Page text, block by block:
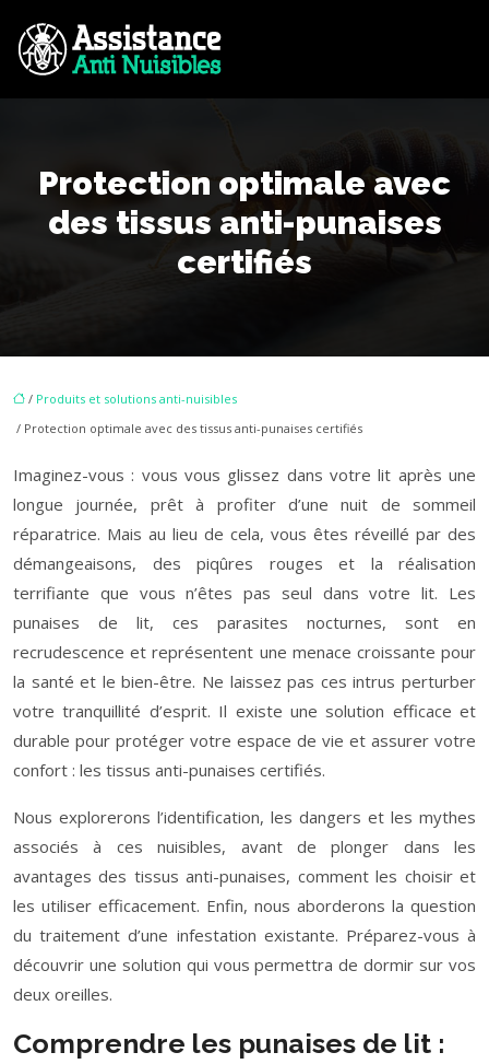
Protection optimale avec
des tissus anti-punaises
certifiés
/ Produits et solutions anti-nuisibles
/ Protection optimale avec des tissus anti-punaises certifiés
Imaginez-vous : vous vous glissez dans votre lit après une
longue journée, prêt à profiter d’une nuit de sommeil
réparatrice. Mais au lieu de cela, vous êtes réveillé par des
démangeaisons, des piqûres rouges et la réalisation
terrifiante que vous n’êtes pas seul dans votre lit. Les
punaises de lit, ces parasites nocturnes, sont en
recrudescence et représentent une menace croissante pour
la santé et le bien-être. Ne laissez pas ces intrus perturber
votre tranquillité d’esprit. Il existe une solution efficace et
durable pour protéger votre espace de vie et assurer votre
confort : les tissus anti-punaises certifiés.
Nous explorerons l’identification, les dangers et les mythes
associés à ces nuisibles, avant de plonger dans les
avantages des tissus anti-punaises, comment les choisir et
les utiliser efficacement. Enfin, nous aborderons la question
du traitement d’une infestation existante. Préparez-vous à
découvrir une solution qui vous permettra de dormir sur vos
deux oreilles.
Comprendre les punaises de lit :